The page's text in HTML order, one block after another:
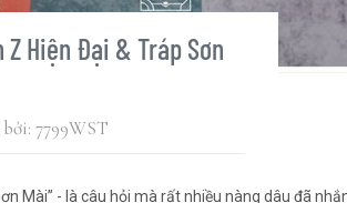
Z Hiện Đại & Tráp Sơn
7799WST
Mài” - là câu hỏi mà rất nhiều nàng dâu đã